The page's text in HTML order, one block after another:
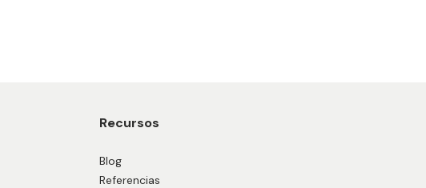
Recursos
Blog
Referencias